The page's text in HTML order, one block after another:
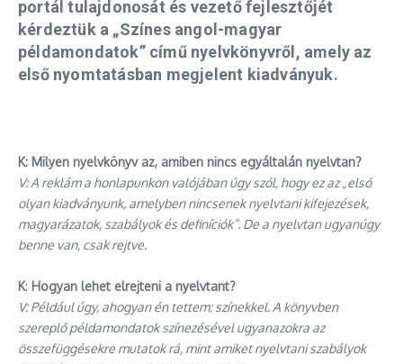
portál tulajdonosát és vezető fejlesztőjét
kérdeztük a „Színes angol-magyar
példamondatok” című nyelvkönyvről, amely az
első nyomtatásban megjelent kiadványuk.
K: Milyen nyelvkönyv az, amiben nincs egyáltalán nyelvtan?
V: A reklám a honlapunkon valójában úgy szól, hogy ez az „első
olyan kiadványunk, amelyben nincsenek nyelvtani kifejezések,
magyarázatok, szabályok és definíciók”. De a nyelvtan ugyanúgy
benne van, csak rejtve.
K: Hogyan lehet elrejteni a nyelvtant?
V: Például úgy, ahogyan én tettem: színekkel. A könyvben
szereplő példamondatok színezésével ugyanazokra az
összefüggésekre mutatok rá, mint amiket nyelvtani szabályok